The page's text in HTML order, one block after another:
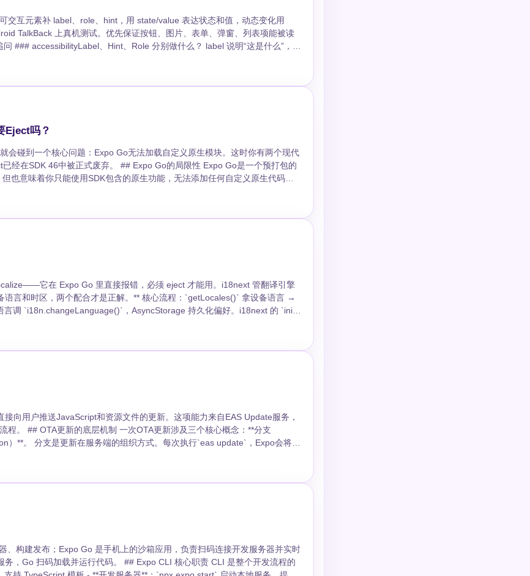
[{ translateX: withSpring(x.value) }] })); ```
交互元素补 label、role、hint，用 state/value 表达状态和值，动态变化用
TalkBack 上真机测试。优先保证按钮、图片、表单、弹窗、列表项能被读
Eject吗？
会碰到一个核心问题：Expo Go无法加载自定义原生模块。这时你有两个现代
Go的局限性 Expo Go是一个预打包的
也意味着你只能使用SDK包含的原生功能，无法添加任何自定义原生代码。
Expo体验的同时扩展原生能力
当前应用量身定制的"Expo Go"——包含了你项目所需的所有原生依赖，同时
Modules API创建原生模
import
更新npm依赖再重新prebuild，无需手动合并 ### Config Plugin：
## Development Build vs Prebuild vs Eject对
| 支持 | | 原生目录维护 | 自动 | 自动(可重复生成) | 手动(一次性) | | SDK升级
它在 Expo Go 里直接报错，必须 eject 才能用。i18next 管翻译引擎
正解。** 核心流程：`getLocales()` 拿设备语言 →
调 `i18n.changeLanguage()`，AsyncStorage 持久化偏好。i18next 的 `init`
新手最常见的坑。 ## 追问 ### i18next 和 expo-
（`one item` / `{{count}} items`）、命名空间拆分、运行时语言切换全归它
生模块——Expo Go 拒绝加载自定义原生代码，import 就报错，必须 `npx
；bare workflow 项目两个随便选。 ### Expo Router 里怎么
名保持英文（`app/settings.tsx`），展示文本走 `t()` 翻译。
用逻辑属性：`marginStart`/`marginEnd` 替代 `marginLeft`/`marginRight`，
用 `'left'`。RTL 模式下布局自动翻转，零额外代码。忘了用逻辑属性的后
警告；上线后 `i18next-scanner` 扫代码提取 key，和翻译文件做 diff 排查
onPress={() => { i18n.changeLanguage('zh'); AsyncStorage.setItem('lang', 'zh'); }} title="中文" /> ```
向用户推送JavaScript和资源文件的更新。这项能力来自EAS Update服务，
：**分支
，Expo会将打
即为活跃更新。通道则是客户端与分支之间的桥梁——客户端通过app.json
的守门员：只有运行时版本匹配的更新才会被下载，防止含原生依赖变更的
并初始化 ```bash
端检查
仅在WiFi下检查。`fallbackToCacheTimeout`设为0表示不等待更新下载完
Expo CLI 核心职责 CLI 是整个开发流程的